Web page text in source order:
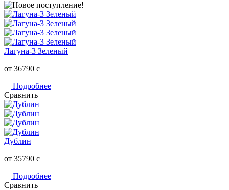
Лагуна-3 Зеленый
от 36790 c
Подробнее
Сравнить
Дублин
от 35790 c
Подробнее
Сравнить